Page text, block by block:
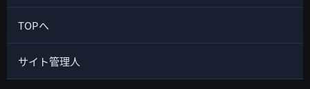
TOPへ
サイト管理人